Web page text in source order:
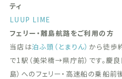
ティ
LUUP LIME
フェリー・離島航路をご利用の方
当店は泊ふ頭（とまりん） から徒歩
で1駅（美栄橋→県庁前）です。慶
島）へのフェリー・高速船の乗船